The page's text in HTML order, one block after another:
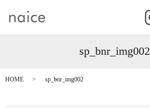
sp_bnr_img002
HOME sp_bnr_img002